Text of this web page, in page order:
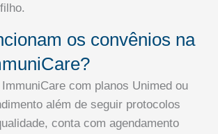
os convênios na
com planos Unimed ou
além de seguir protocolos
conta com agendamento